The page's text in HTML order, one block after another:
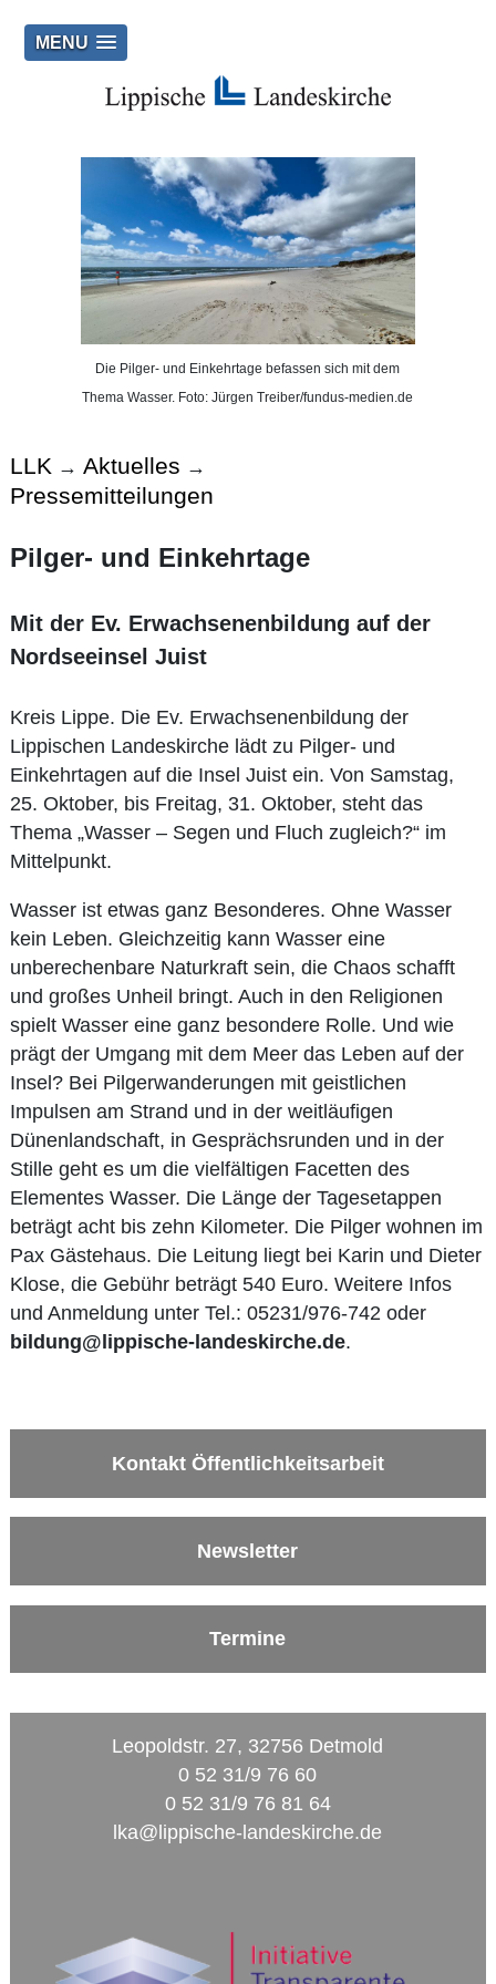
MENU
Die Pilger- und Einkehrtage befassen sich mit dem
Thema Wasser. Foto: Jürgen Treiber/fundus-medien.de
LLK → Aktuelles →
Pressemitteilungen
Pilger- und Einkehrtage
Mit der Ev. Erwachsenenbildung auf der
Nordseeinsel Juist
Kreis Lippe. Die Ev. Erwachsenenbildung der
Lippischen Landeskirche lädt zu Pilger- und
Einkehrtagen auf die Insel Juist ein. Von Samstag,
25. Oktober, bis Freitag, 31. Oktober, steht das
Thema „Wasser – Segen und Fluch zugleich?“ im
Mittelpunkt.
Wasser ist etwas ganz Besonderes. Ohne Wasser
kein Leben. Gleichzeitig kann Wasser eine
unberechenbare Naturkraft sein, die Chaos schafft
und großes Unheil bringt. Auch in den Religionen
spielt Wasser eine ganz besondere Rolle. Und wie
prägt der Umgang mit dem Meer das Leben auf der
Insel? Bei Pilgerwanderungen mit geistlichen
Impulsen am Strand und in der weitläufigen
Dünenlandschaft, in Gesprächsrunden und in der
Stille geht es um die vielfältigen Facetten des
Elementes Wasser. Die Länge der Tagesetappen
beträgt acht bis zehn Kilometer. Die Pilger wohnen im
Pax Gästehaus. Die Leitung liegt bei Karin und Dieter
Klose, die Gebühr beträgt 540 Euro. Weitere Infos
und Anmeldung unter Tel.: 05231/976-742 oder
bildung@lippische-landeskirche.de.
Kontakt Öffentlichkeitsarbeit
Newsletter
Termine
Leopoldstr. 27, 32756 Detmold
0 52 31/9 76 60
0 52 31/9 76 81 64
lka@lippische-landeskirche.de